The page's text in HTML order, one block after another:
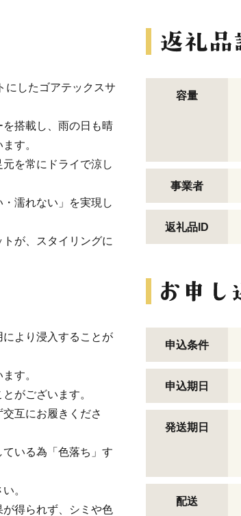
にしたゴアテックスサ
搭載し、雨の日も晴
す。
を常にドライで涼し
濡れない」を実現し
が、スタイリングに
により浸入することが
す。
がございます。
互にお履きくださ
ている為「色落ち」す
。
が得られず、シミや色
容量
事業者
返礼品ID
申込条件
申込期日
発送期日
配送